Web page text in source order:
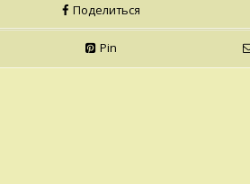
Поделиться
Pin